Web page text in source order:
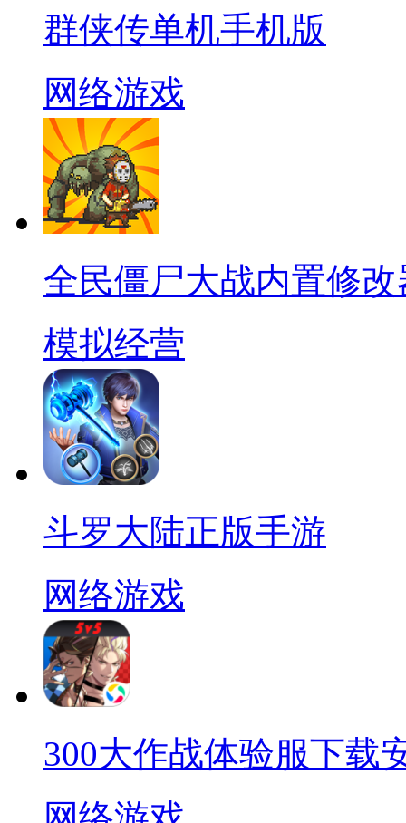
群侠传单机手机版
网络游戏
全民僵尸大战内置修改
模拟经营
斗罗大陆正版手游
网络游戏
300大作战体验服下载